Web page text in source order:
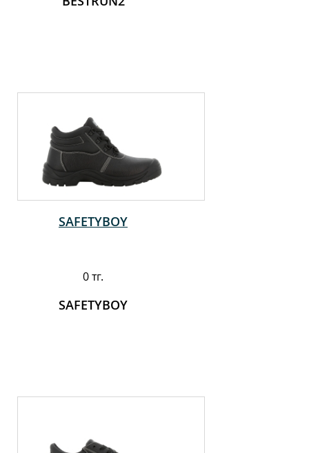
SAFETYBOY
0 тг.
SAFETYBOY